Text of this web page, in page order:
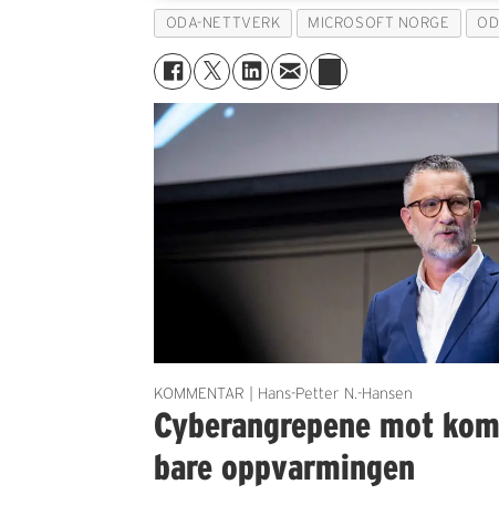
ODA-NETTVERK MICROSOFT NORGE
KOMMENTAR | Hans-Petter N.-Hansen
Cyberangrepene mot
bare oppvarmingen